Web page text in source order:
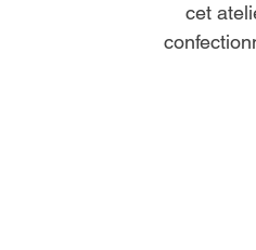
cet